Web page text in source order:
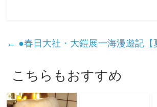
体
す
← ●春日大社・大鎧展一海漫遊記【
こちらもおすすめ